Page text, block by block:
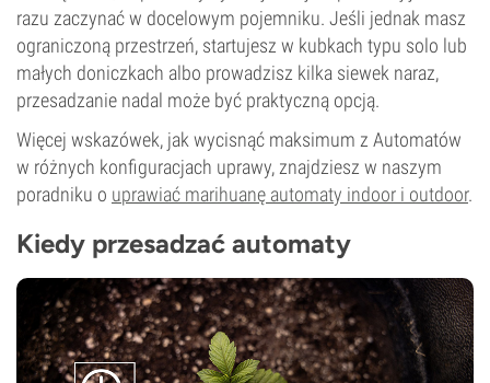
razu zaczynać w docelowym pojemniku. Jeśli jednak masz
ograniczoną przestrzeń, startujesz w kubkach typu solo lub
małych doniczkach albo prowadzisz kilka siewek naraz,
przesadzanie nadal może być praktyczną opcją.
Więcej wskazówek, jak wycisnąć maksimum z Automatów
w różnych konfiguracjach uprawy, znajdziesz w naszym
poradniku o uprawiać marihuanę automaty indoor i outdoor.
Kiedy przesadzać automaty